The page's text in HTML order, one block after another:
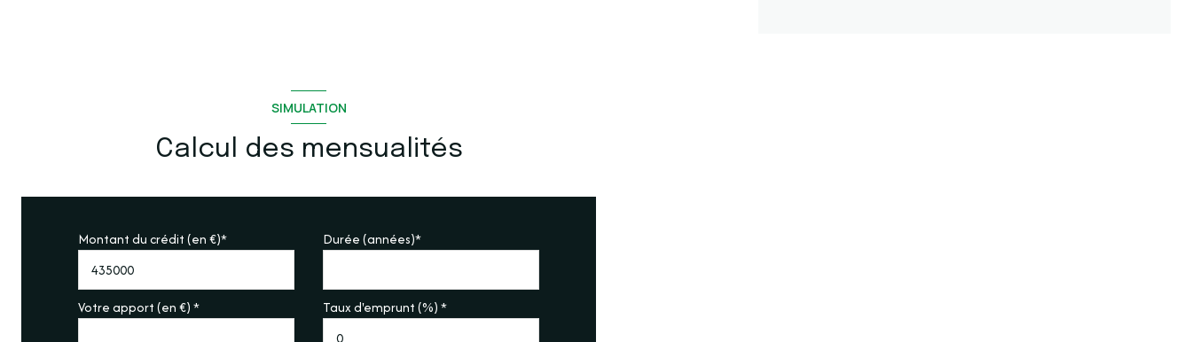
SIMULATION
Calcul des mensualités
Montant du crédit (en €)* Durée (années)*
Votre apport (en €) * Taux d'emprunt (%) *